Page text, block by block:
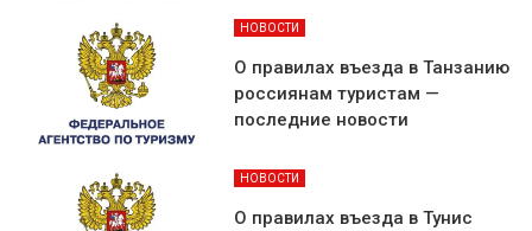
НОВОСТИ
О правилах въезда в Танзанию
россиянам туристам —
последние новости
НОВОСТИ
О правилах въезда в Тунис